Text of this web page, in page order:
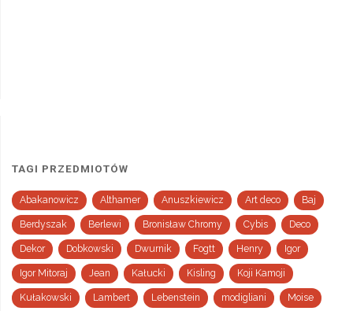
TAGI PRZEDMIOTÓW
Abakanowicz Althamer Anuszkiewicz Art deco Baj
Berdyszak Berlewi Bronisław Chromy Cybis Deco
Dekor Dobkowski Dwurnik Fogtt Henry Igor
Igor Mitoraj Jean Kałucki Kisling Koji Kamoji
Kułakowski Lambert Lebenstein modigliani Moise